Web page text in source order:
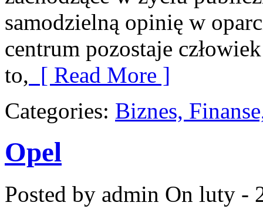
samodzielną opinię w
centrum pozostaje
to, [ Read More ]
Categories: Biznes,
Opel
Posted by admin On luty -